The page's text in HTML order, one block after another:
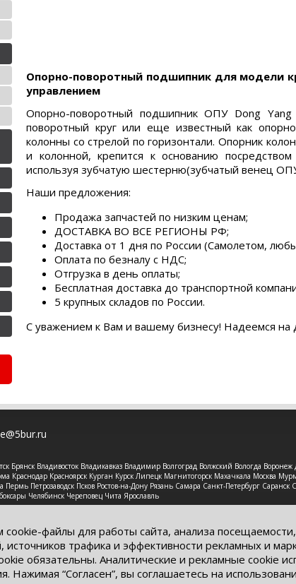
Опорно-поворотный подшипник для модели
управлением
Опорно-поворотный подшипник ОПУ Dong Yang
поворотный круг или еще известный как
колонны со стрелой по горизонтали. Опорник
и колонной, крепится к основанию
используя зубчатую шестерню(зубчатый венец
Наши предложения:
Продажа запчастей по низким ценам;
ДОСТАВКА ВО ВСЕ РЕГИОНЫ РФ;
Доставка от 1 дня по России (Самолетом,
Оплата по безналу с НДС;
Отгрузка в день оплаты;
Бесплатная доставка до транспортной
5 крупных складов по России.
С уважением к Вам и вашему бизнесу! Надеемся
Брянск Владивосток Владикавказ Владимир Волгоград Волжский Вологда
Краснодар Красноярск Курган Курск Липецк Магнитогорск Махачкала
Петрозаводск Псков Ростов-на-Дону Рязань Самара Санкт-Петербург
Челябинск Череповец Чита Ярославль
Все права защищены. Обращаем Ваше внимание на то,
каких условиях информационные материалы и цены,
437 Гражданского кодекса РФ.
данных
cookie-файлы для работы сайта, анализа
источников трафика и эффективности рекламных и
обязательны. Аналитические и рекламные cookie
Нажимая “Согласен”, вы соглашаетесь на